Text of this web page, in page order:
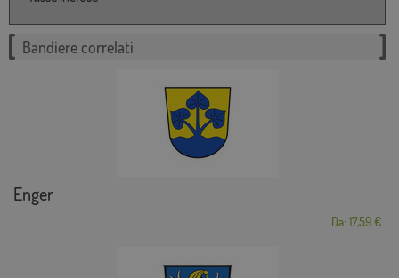
Bandiere correlati
Enger
Da: 17,59 €